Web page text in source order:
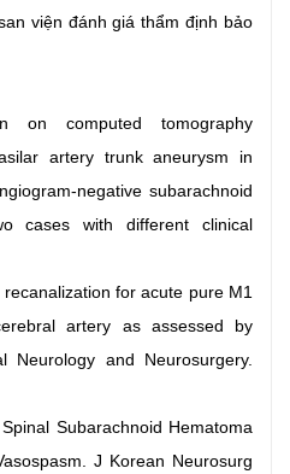
viện đánh giá thẩm định bảo
on computed tomography
artery trunk aneurysm in
negative subarachnoid
cases with different clinical
for acute pure M1
artery as assessed by
Neurology and Neurosurgery.
Subarachnoid Hematoma
J Korean Neurosurg